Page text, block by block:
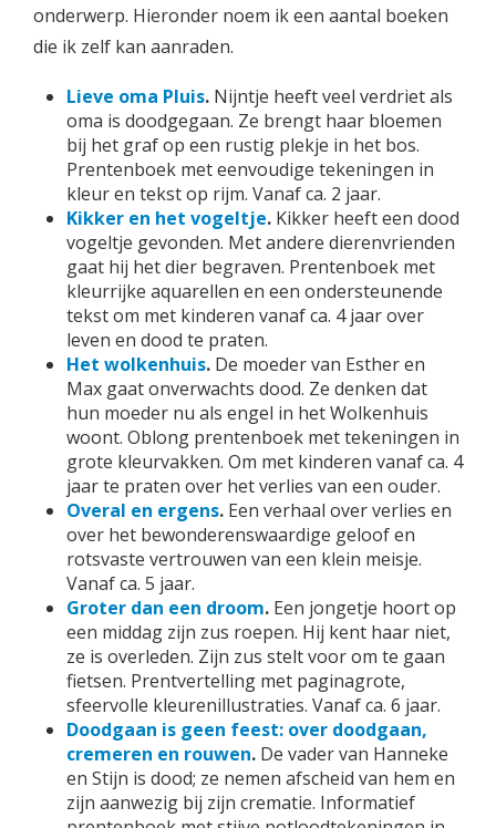
onderwerp. Hieronder noem ik een aantal boeken
die ik zelf kan aanraden.
Lieve oma Pluis. Nijntje heeft veel verdriet als
oma is doodgegaan. Ze brengt haar bloemen
bij het graf op een rustig plekje in het bos.
Prentenboek met eenvoudige tekeningen in
kleur en tekst op rijm. Vanaf ca. 2 jaar.
Kikker en het vogeltje. Kikker heeft een dood
vogeltje gevonden. Met andere dierenvrienden
gaat hij het dier begraven. Prentenboek met
kleurrijke aquarellen en een ondersteunende
tekst om met kinderen vanaf ca. 4 jaar over
leven en dood te praten.
Het wolkenhuis. De moeder van Esther en
Max gaat onverwachts dood. Ze denken dat
hun moeder nu als engel in het Wolkenhuis
woont. Oblong prentenboek met tekeningen in
grote kleurvakken. Om met kinderen vanaf ca. 4
jaar te praten over het verlies van een ouder.
Overal en ergens. Een verhaal over verlies en
over het bewonderenswaardige geloof en
rotsvaste vertrouwen van een klein meisje.
Vanaf ca. 5 jaar.
Groter dan een droom. Een jongetje hoort op
een middag zijn zus roepen. Hij kent haar niet,
ze is overleden. Zijn zus stelt voor om te gaan
fietsen. Prentvertelling met paginagrote,
sfeervolle kleurenillustraties. Vanaf ca. 6 jaar.
Doodgaan is geen feest: over doodgaan,
cremeren en rouwen. De vader van Hanneke
en Stijn is dood; ze nemen afscheid van hem en
zijn aanwezig bij zijn crematie. Informatief